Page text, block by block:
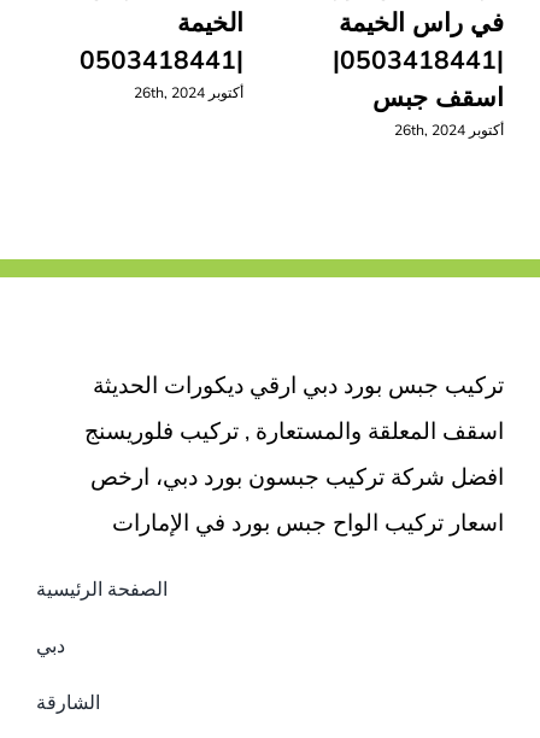
في راس الخيمة
|0503418441|
اسقف جبس
أكتوبر 26th, 2024
الخيمة
|0503418441
أكتوبر 26th, 2024
تركيب جبس بورد دبي ارقي ديكورات الحديثة
اسقف المعلقة والمستعارة , تركيب فلوريسنج
افضل شركة تركيب جبسون بورد دبي، ارخص
اسعار تركيب الواح جبس بورد في الإمارات
الصفحة الرئيسية
دبي
الشارقة